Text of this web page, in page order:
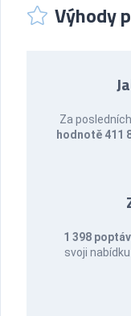
Výhody
Za posledních
hodnotě 411
1 398
svoji